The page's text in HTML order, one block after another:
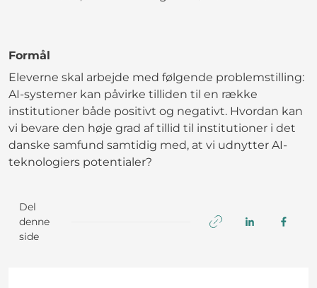
Formål
Eleverne skal arbejde med følgende problemstilling:
AI-systemer kan påvirke tilliden til en række
institutioner både positivt og negativt. Hvordan kan
vi bevare den høje grad af tillid til institutioner i det
danske samfund samtidig med, at vi udnytter AI-
teknologiers potentialer?
Del
denne
side